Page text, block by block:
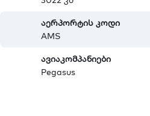
აერპორტის კოდი
AMS
ავიაკომპანიები
Pegasus